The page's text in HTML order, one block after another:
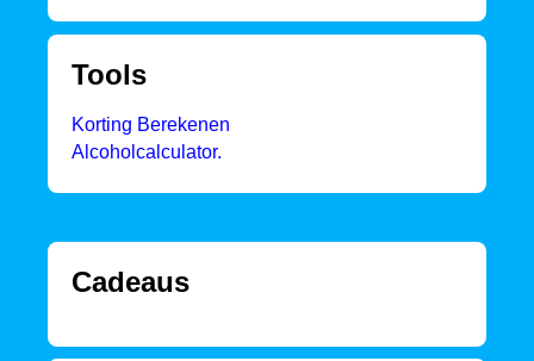
Tools
Korting Berekenen
Alcoholcalculator.
Cadeaus